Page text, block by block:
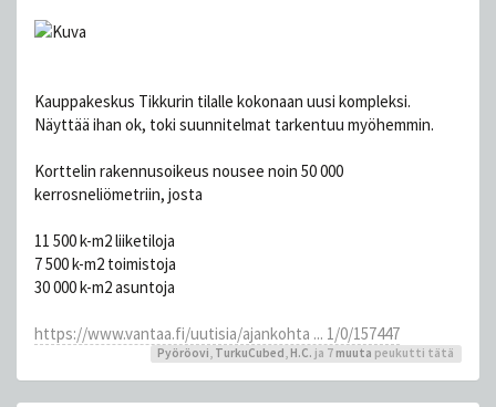
Kauppakeskus Tikkurin tilalle kokonaan uusi kompleksi.
Näyttää ihan ok, toki suunnitelmat tarkentuu myöhemmin.
Korttelin rakennusoikeus nousee noin 50 000
kerrosneliömetriin, josta
11 500 k-m2 liiketiloja
7 500 k-m2 toimistoja
30 000 k-m2 asuntoja
https://www.vantaa.fi/uutisia/ajankohta ... 1/0/157447
Pyöröovi, TurkuCubed, H.C. ja 7 muuta peukutti tätä